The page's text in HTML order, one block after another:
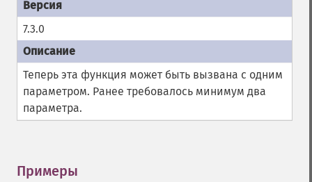
7.3.0
Теперь эта функция может быть вызвана с одним
параметром. Ранее требовалось минимум два
параметра.
Примеры